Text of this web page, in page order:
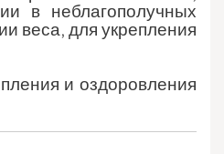
в неблагополучных
веса, для укрепления
и оздоровления